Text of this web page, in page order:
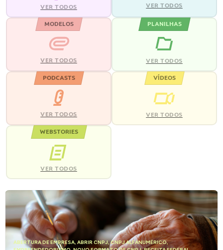
VER TODOS VER TODOS
MODELOS
VER TODOS
PLANILHAS
VER TODOS
PODCASTS
VER TODOS
VÍDEOS
VER TODOS
WEBSTORIES
VER TODOS
ABERTURA DE EMPRESA, ABRIR CNPJ,CNPJ ALFANUMÉRICO,